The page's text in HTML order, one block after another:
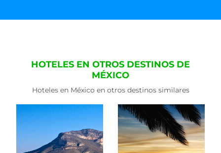
HOTELES EN OTROS DESTINOS DE
MÉXICO
Hoteles en México en otros destinos similares